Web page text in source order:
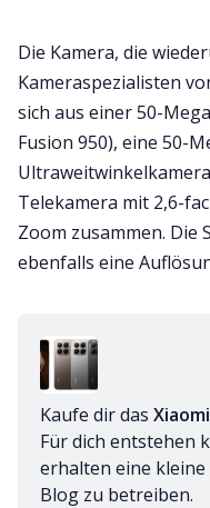
Die Kamera, die
Kameraspezialisten
sich aus einer 50-
Fusion 950), eine 50-
Telekamera mit 2,6-
Zoom zusammen. Die
ebenfalls eine
Kaufe dir das
Für dich entstehen
erhalten eine
Blog zu betreiben.